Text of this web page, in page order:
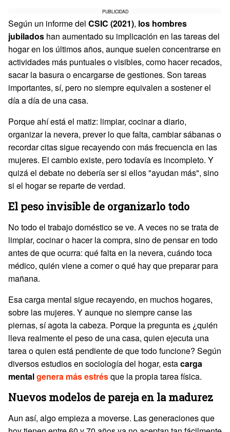
PUBLICIDAD
Según un informe del CSIC (2021), los hombres
jubilados han aumentado su implicación en las tareas del
hogar en los últimos años, aunque suelen concentrarse en
actividades más puntuales o visibles, como hacer recados,
sacar la basura o encargarse de gestiones. Son tareas
importantes, sí, pero no siempre equivalen a sostener el
día a día de una casa.
Porque ahí está el matiz: limpiar, cocinar a diario,
organizar la nevera, prever lo que falta, cambiar sábanas o
recordar citas sigue recayendo con más frecuencia en las
mujeres. El cambio existe, pero todavía es incompleto. Y
quizá el debate no debería ser si ellos "ayudan más", sino
si el hogar se reparte de verdad.
El peso invisible de organizarlo todo
No todo el trabajo doméstico se ve. A veces no se trata de
limpiar, cocinar o hacer la compra, sino de pensar en todo
antes de que ocurra: qué falta en la nevera, cuándo toca
médico, quién viene a comer o qué hay que preparar para
mañana.
Esa carga mental sigue recayendo, en muchos hogares,
sobre las mujeres. Y aunque no siempre canse las
piernas, sí agota la cabeza. Porque la pregunta es ¿quién
lleva realmente el peso de una casa, quien ejecuta una
tarea o quien está pendiente de que todo funcione? Según
diversos estudios en sociología del hogar, estacarga
mentalgenera más estrésque la propia tarea física.
Nuevos modelos de pareja en la madurez
Aun así, algo empieza a moverse. Las generaciones que